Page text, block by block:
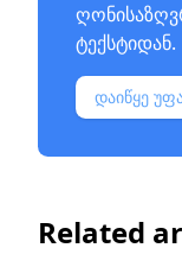
ტექსტიდან.
დაიწყე
Related